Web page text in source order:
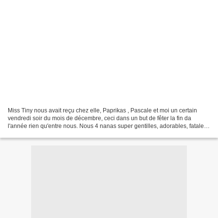
Miss Tiny nous avait reçu chez elle, Paprikas , Pascale et moi un certain
vendredi soir du mois de décembre, ceci dans un but de fêter la fin da
l'année rien qu'entre nous. Nous 4 nanas super gentilles, adorables, fatales,